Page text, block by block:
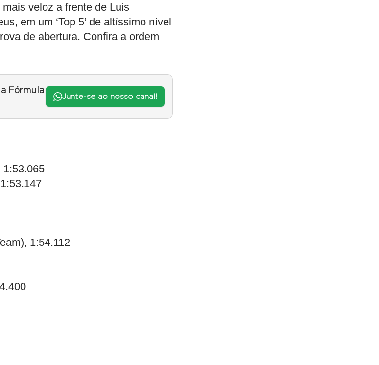
veloz a frente de Luis
em um ‘Top 5’ de altíssimo nível
de abertura. Confira a ordem
Fórmula
Junte-se ao nosso canal!
1:53.065
1:54.112